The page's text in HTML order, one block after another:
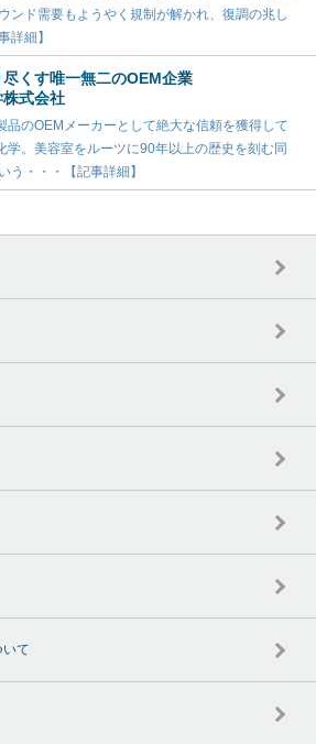
ンド需要もようやく規制が解かれ、復調の兆し
詳細】
くす唯一無二のOEM企業
式会社
品のOEMメーカーとして絶大な信頼を獲得して
学。美容室をルーツに90年以上の歴史を刻む同
う・・・【記事詳細】
て